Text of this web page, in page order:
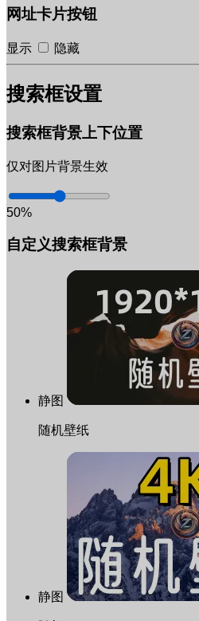
网址卡片按钮
显示 隐藏
搜索框设置
搜索框背景上下位置
仅对图片背景生效
50%
自定义搜索框背景
静图
随机壁纸
静图